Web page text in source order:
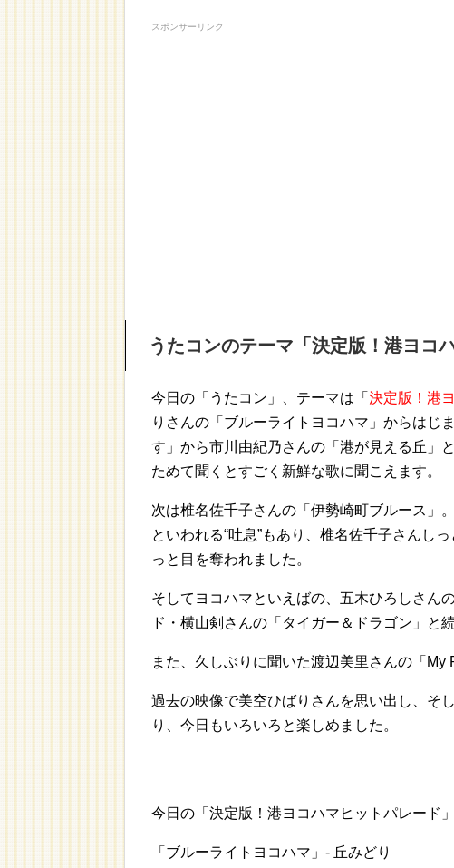
スポンサーリンク
うたコンのテーマ「決定版！港ヨコ
今日の「うたコン」、テーマは「 決定版！港
りさんの「ブルーライトヨコハマ」からはじ
す」から市川由紀乃さんの「港が見える丘」
ためて聞くとすごく新鮮な歌に聞こえます。
次は椎名佐千子さんの「伊勢崎町ブルース」
といわれる“吐息”もあり、椎名佐千子さんし
っと目を奪われました。
そしてヨコハマといえばの、五木ひろしさん
ド・横山剣さんの「タイガー＆ドラゴン」と
また、久しぶりに聞いた渡辺美里さんの「My
過去の映像で美空ひばりさんを思い出し、そ
り、今日もいろいろと楽しめました。
今日の「決定版！港ヨコハマヒットパレード
「ブルーライトヨコハマ」- 丘みどり